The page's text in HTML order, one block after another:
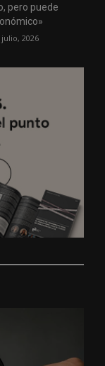
pero puede
julio, 2026